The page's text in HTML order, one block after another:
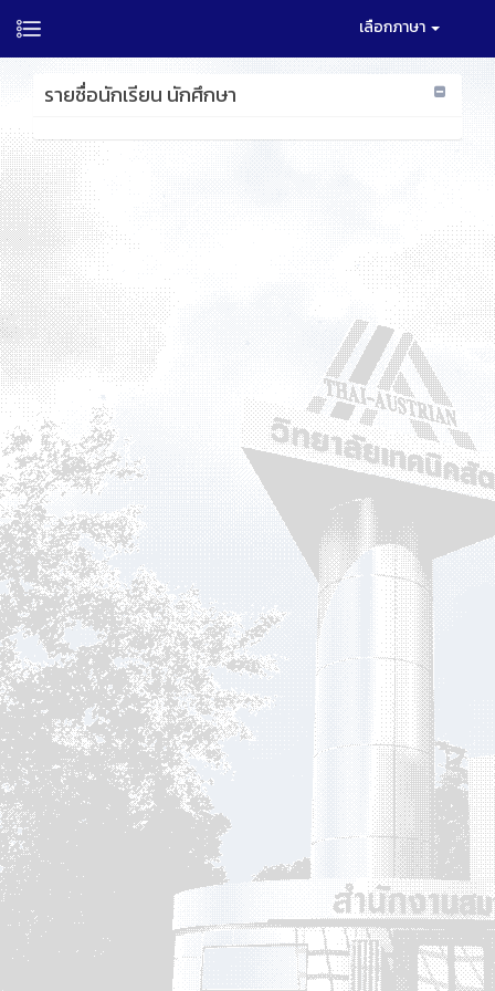
เลือกภาษา
รายชื่อนักเรียน นักศึกษา